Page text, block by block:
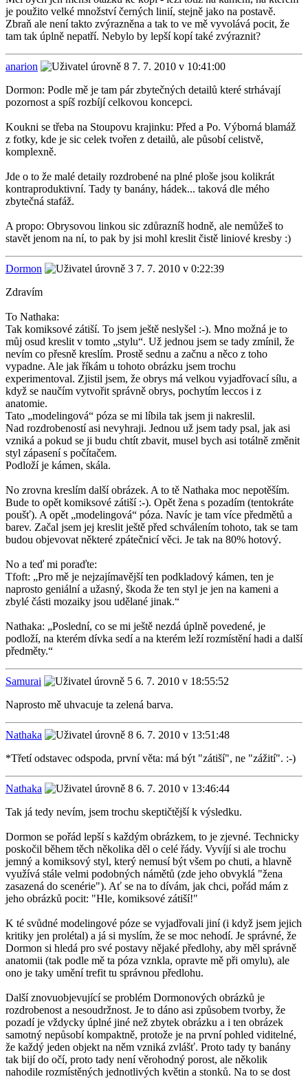
je použito velké množství černých linií, stejně jako na postavě.
Zbraň ale není takto zvýrazněna a tak to ve mě vyvolává pocit, že
tam tak úplně nepatří. Nebylo by lepší kopí také zvýraznit?
anarion
7. 7. 2010 v 10:41:00
Dormon: Podle mě je tam pár zbytečných detailů které strhávají
pozornost a spíš rozbíjí celkovou koncepci.
Koukni se třeba na Stoupovu krajinku: Před a Po. Výborná blamáž
z fotky, kde je sic celek tvořen z detailů, ale působí celistvě,
komplexně.
Jde o to že malé detaily rozdrobené na plné ploše jsou kolikrát
kontraproduktivní. Tady ty banány, hádek... taková dle mého
zbytečná stafáž.
A propo: Obrysovou linkou sic zdůrazníš hodně, ale nemůžeš to
stavět jenom na ní, to pak by jsi mohl kreslit čistě liniové kresby :)
Dormon
7. 7. 2010 v 0:22:39
Zdravím
To Nathaka:
Tak komiksové zátiší. To jsem ještě neslyšel :-). Mno možná je to
můj osud kreslit v tomto „stylu“. Už jednou jsem se tady zmínil, že
nevím co přesně kreslím. Prostě sednu a začnu a něco z toho
vypadne. Ale jak říkám u tohoto obrázku jsem trochu
experimentoval. Zjistil jsem, že obrys má velkou vyjadřovací sílu, a
když se naučím vytvořit správně obrys, pochytím leccos i z
anatomie.
Tato „modelingová“ póza se mi líbila tak jsem ji nakreslil.
Nad rozdrobeností asi nevyhraji. Jednou už jsem tady psal, jak asi
vzniká a pokud se ji budu chtít zbavit, musel bych asi totálně změnit
styl zápasení s počítačem.
Podloží je kámen, skála.
No zrovna kreslím další obrázek. A to tě Nathaka moc nepotěším.
Bude to opět komiksové zátiší :-). Opět žena s pozadím (tentokráte
poušť). A opět „modelingová“ póza. Navíc je tam více předmětů a
barev. Začal jsem jej kreslit ještě před schválením tohoto, tak se tam
budou objevovat některé zpátečnicí věci. Je tak na 80% hotový.
No a teď mi poraďte:
Tfoft: „Pro mě je nejzajímavější ten podkladový kámen, ten je
naprosto geniální a užasný, škoda že ten styl je jen na kameni a
zbylé části mozaiky jsou udělané jinak.“
Nathaka: „Poslední, co se mi ještě nezdá úplně povedené, je
podloží, na kterém dívka sedí a na kterém leží rozmístění hadi a další
předměty.“
Samurai
6. 7. 2010 v 18:55:52
Naprosto mě uhvacuje ta zelená barva.
Nathaka
6. 7. 2010 v 13:51:48
*Třetí odstavec odspoda, první věta: má být "zátiší", ne "zážití". :-)
Nathaka
6. 7. 2010 v 13:46:44
Tak já tedy nevím, jsem trochu skeptičtější k výsledku.
Dormon se pořád lepší s každým obrázkem, to je zjevné. Technicky
poskočil během těch několika děl o celé řády. Vyvíjí si ale trochu
jemný a komiksový styl, který nemusí být všem po chuti, a hlavně
využívá stále velmi podobných námětů (zde jeho obvyklá "žena
zasazená do scenérie"). Ať se na to dívám, jak chci, pořád mám z
jeho obrázků pocit: "Hle, komiksové zátiší!"
K té svůdné modelingové póze se vyjadřovali jiní (i když jsem jejich
kritiky jen prolétal) a já si myslím, že se moc nehodí. Je správné, že
Dormon si hledá pro své postavy nějaké předlohy, aby měl správně
anatomii (tak podle mě ta póza vznkla, opravte mě při omylu), ale
ono je taky umění trefit tu správnou předlohu.
Další znovuobjevující se problém Dormonových obrázků je
rozdrobenost a nesoudržnost. Je to dáno asi způsobem tvorby, že
pozadí je vždycky úplné jiné než zbytek obrázku a i ten obrázek
samotný nepůsobí kompaktně, protože je na první pohled viditelné,
že každý jeden objekt na něm vzniká zvlášť. Proto tady ty banány
tak bijí do očí, proto tady není věrohodný porost, ale několik
nahodile rozmístěných jednotlivých květin a stonků. Na to se dost